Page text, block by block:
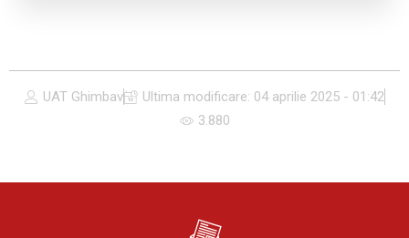
UAT Ghimbav Ultima modificare: 04 aprilie 2025 - 01:42
3.880